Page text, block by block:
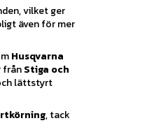
vilket ger
även för mer
Husqvarna
frånStiga och
lättstyrt
, tack